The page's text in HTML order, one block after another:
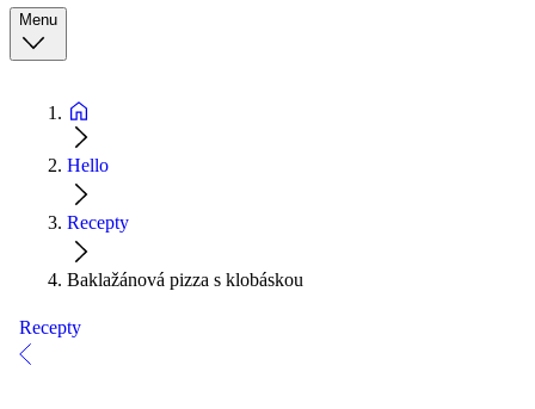
Menu
Hello
Recepty
Baklažánová pizza s klobáskou
Recepty